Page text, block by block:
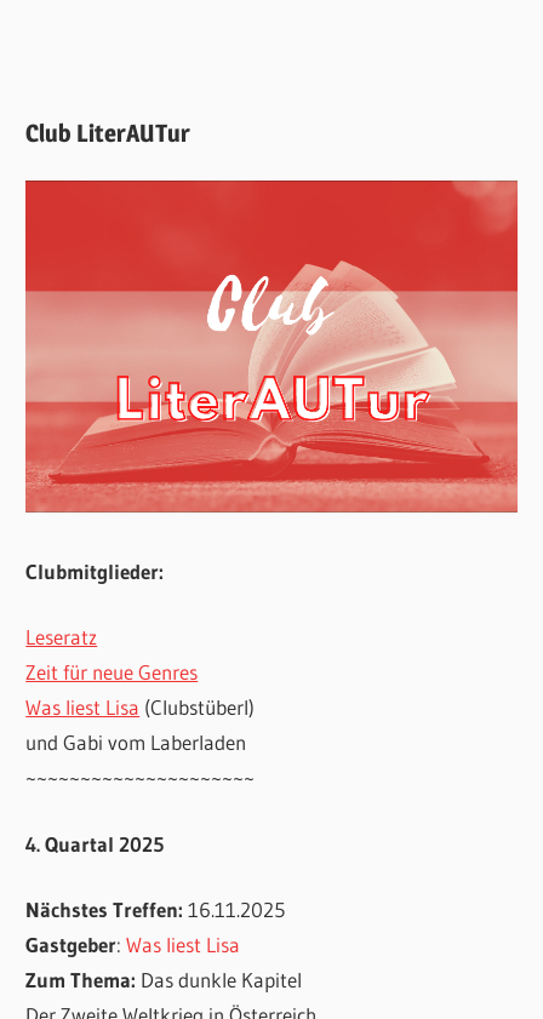
Club LiterAUTur
Clubmitglieder:
Leseratz
Zeit für neue Genres
Was liest Lisa (Clubstüberl)
und Gabi vom Laberladen
~~~~~~~~~~~~~~~~~~~~~
4. Quartal 2025
Nächstes Treffen:16.11.2025
Gastgeber:Was liest Lisa
Zum Thema: Das dunkle Kapitel